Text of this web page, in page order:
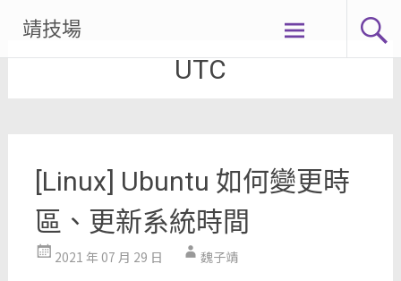
content
靖技場
UTC
[Linux] Ubuntu 如何變更時
區、更新系統時間
2021 年 07 月 29 日 魏子靖